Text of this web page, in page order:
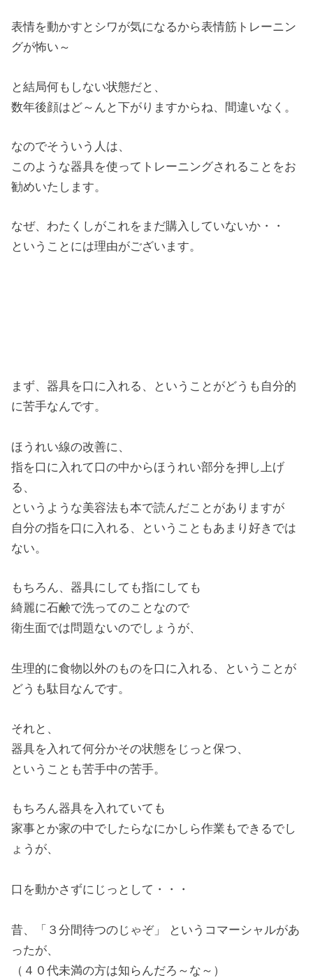
表情を動かすとシワが気になるから表情筋トレーニン
グが怖い～
と結局何もしない状態だと、
数年後顔はど～んと下がりますからね、間違いなく。
なのでそういう人は、
このような器具を使ってトレーニングされることをお
勧めいたします。
なぜ、わたくしがこれをまだ購入していないか・・
ということには理由がございます。
まず、器具を口に入れる、ということがどうも自分的
に苦手なんです。
ほうれい線の改善に、
指を口に入れて口の中からほうれい部分を押し上げ
る、
というような美容法も本で読んだことがありますが
自分の指を口に入れる、ということもあまり好きでは
ない。
もちろん、器具にしても指にしても
綺麗に石鹸で洗ってのことなので
衛生面では問題ないのでしょうが、
生理的に食物以外のものを口に入れる、ということが
どうも駄目なんです。
それと、
器具を入れて何分かその状態をじっと保つ、
ということも苦手中の苦手。
もちろん器具を入れていても
家事とか家の中でしたらなにかしら作業もできるでし
ょうが、
口を動かさずにじっとして・・・
昔、「３分間待つのじゃぞ」 というコマーシャルがあ
ったが、
（４０代未満の方は知らんだろ～な～）